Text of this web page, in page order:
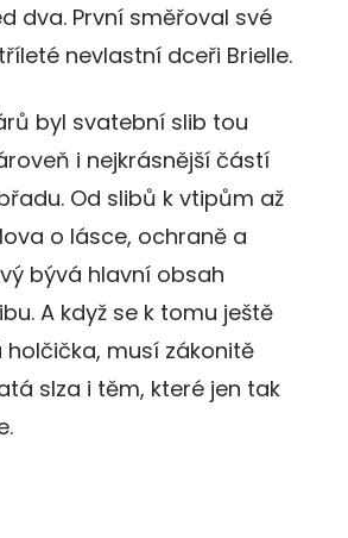
dva. První směřoval své
nevlastní dceři Brielle.
byl svatební slib tou
i nejkrásnější částí
Od slibů k vtipům až
o lásce, ochraně a
bývá hlavní obsah
A když se k tomu ještě
musí zákonitě
slza i těm, které jen tak